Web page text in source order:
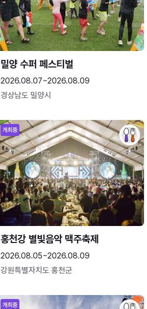
밀양 수퍼 페스티벌
2026.08.07~2026.08.09
경상남도 밀양시
개최중
홍천강 별빛음악 맥주축제
2026.08.05~2026.08.09
강원특별자치도 홍천군
개최중